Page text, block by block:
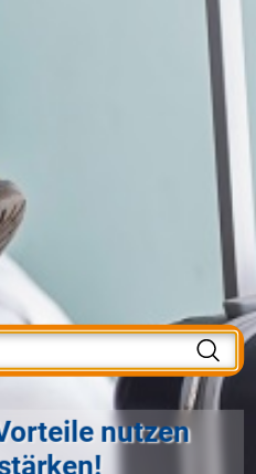
nutzen